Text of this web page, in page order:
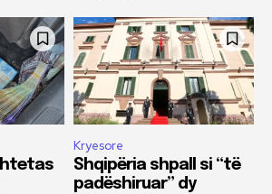
Kryesore
Shqipëria shpall si “të
padëshiruar” dy